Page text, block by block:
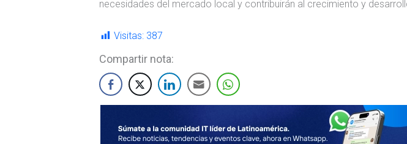
necesidades del mercado local y contribuirán al crecimiento y
Visitas: 387
Compartir nota: